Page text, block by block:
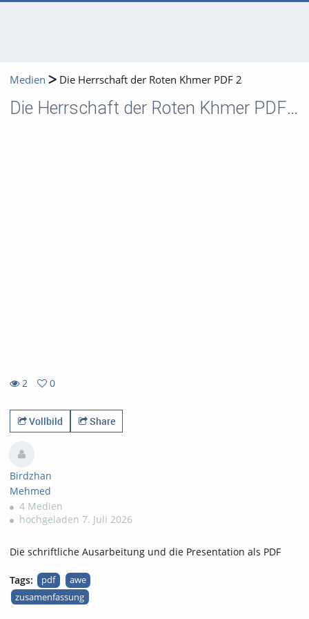
Medien Die Herrschaft der Roten Khmer PDF 2
Die Herrschaft der Roten Khmer PDF 2
2
views
0
favorites
Vollbild
Share
Birdzhan
Mehmed
4 Medien
hochgeladen 7. Juli 2026
Die schriftliche Ausarbeitung und die Presentation als PDF
Tags: pdf
awe
zusamenfassung